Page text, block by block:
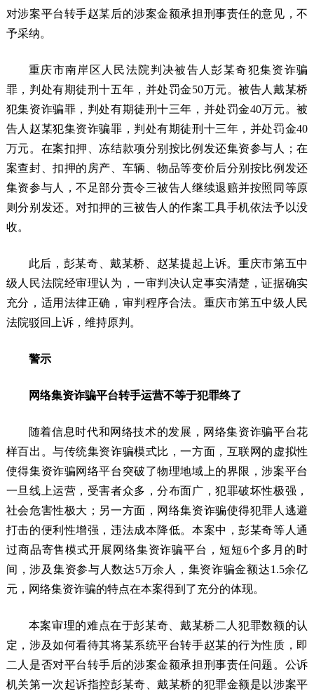
对涉案平台转手赵某后的涉案金额承担刑事责任的意见，不
予采纳。
重庆市南岸区人民法院判决被告人彭某奇犯集资诈骗
罪，判处有期徒刑十五年，并处罚金50万元。被告人戴某桥
犯集资诈骗罪，判处有期徒刑十三年，并处罚金40万元。被
告人赵某犯集资诈骗罪，判处有期徒刑十三年，并处罚金40
万元。在案扣押、冻结款项分别按比例发还集资参与人；在
案查封、扣押的房产、车辆、物品等变价后分别按比例发还
集资参与人，不足部分责令三被告人继续退赔并按照同等原
则分别发还。对扣押的三被告人的作案工具手机依法予以没
收。
此后，彭某奇、戴某桥、赵某提起上诉。重庆市第五中
级人民法院经审理认为，一审判决认定事实清楚，证据确实
充分，适用法律正确，审判程序合法。重庆市第五中级人民
法院驳回上诉，维持原判。
警示
网络集资诈骗平台转手运营不等于犯罪终了
随着信息时代和网络技术的发展，网络集资诈骗平台花
样百出。与传统集资诈骗模式比，一方面，互联网的虚拟性
使得集资诈骗网络平台突破了物理地域上的界限，涉案平台
一旦线上运营，受害者众多，分布面广，犯罪破坏性极强，
社会危害性极大；另一方面，网络集资诈骗使得犯罪人逃避
打击的便利性增强，违法成本降低。本案中，彭某奇等人通
过商品寄售模式开展网络集资诈骗平台，短短6个多月的时
间，涉及集资参与人数达5万余人，集资诈骗金额达1.5余亿
元，网络集资诈骗的特点在本案得到了充分的体现。
本案审理的难点在于彭某奇、戴某桥二人犯罪数额的认
定，涉及如何看待其将某系统平台转手赵某的行为性质，即
二人是否对平台转手后的涉案金额承担刑事责任问题。公诉
机关第一次起诉指控彭某奇、戴某桥的犯罪金额是以涉案平